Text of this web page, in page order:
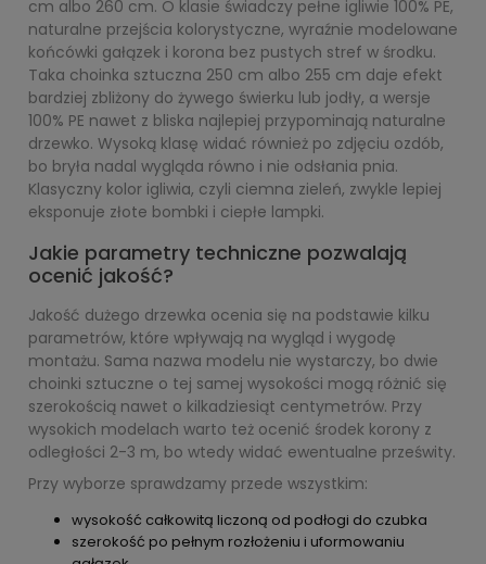
cm albo 260 cm. O klasie świadczy pełne igliwie 100% PE,
naturalne przejścia kolorystyczne, wyraźnie modelowane
końcówki gałązek i korona bez pustych stref w środku.
Taka choinka sztuczna 250 cm albo 255 cm daje efekt
bardziej zbliżony do żywego świerku lub jodły, a wersje
100% PE nawet z bliska najlepiej przypominają naturalne
drzewko. Wysoką klasę widać również po zdjęciu ozdób,
bo bryła nadal wygląda równo i nie odsłania pnia.
Klasyczny kolor igliwia, czyli ciemna zieleń, zwykle lepiej
eksponuje złote bombki i ciepłe lampki.
Jakie parametry techniczne pozwalają
ocenić jakość?
Jakość dużego drzewka ocenia się na podstawie kilku
parametrów, które wpływają na wygląd i wygodę
montażu. Sama nazwa modelu nie wystarczy, bo dwie
choinki sztuczne o tej samej wysokości mogą różnić się
szerokością nawet o kilkadziesiąt centymetrów. Przy
wysokich modelach warto też ocenić środek korony z
odległości 2-3 m, bo wtedy widać ewentualne prześwity.
Przy wyborze sprawdzamy przede wszystkim:
wysokość całkowitą liczoną od podłogi do czubka
szerokość po pełnym rozłożeniu i uformowaniu